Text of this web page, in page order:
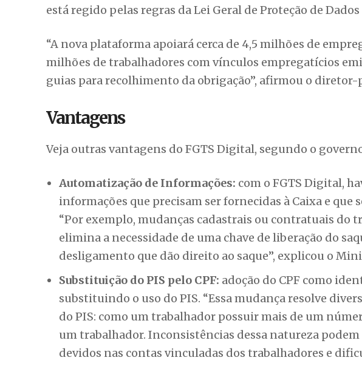
está regido pelas regras da Lei Geral de Proteção de Dados
“A nova plataforma apoiará cerca de 4,5 milhões de
milhões de trabalhadores​ com vínculos empregatícios
guias para recolhimento da obrigação”, afirmou o
Vantagens
Veja outras vantagens do FGTS Digital, segundo o
Automatização de Informações: com o FGTS Digital,
informações que precisam ser fornecidas à Caixa e
“Por exemplo, mudanças cadastrais ou contratuais do
elimina a necessidade de uma chave de liberação do
desligamento que dão direito ao saque”, explicou o
Substituição do PIS pelo CPF: adoção do CPF como
substituindo o uso do PIS. “Essa mudança resolve
do PIS: como um trabalhador possuir mais de um
um trabalhador. Inconsistências dessa natureza
devidos nas contas vinculadas dos trabalhadores e